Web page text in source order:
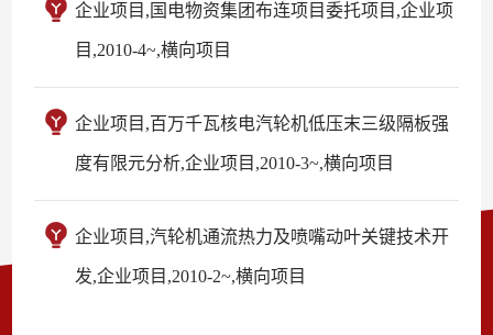
企业项目,国电物资集团布连项目委托项目,企业项
目,2010-4~,横向项目
企业项目,百万千瓦核电汽轮机低压末三级隔板强
度有限元分析,企业项目,2010-3~,横向项目
企业项目,汽轮机通流热力及喷嘴动叶关键技术开
发,企业项目,2010-2~,横向项目